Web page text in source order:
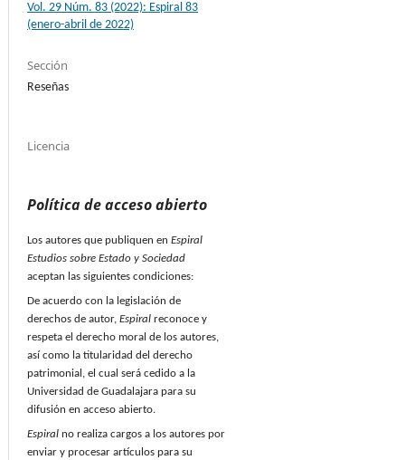
Vol. 29 Núm. 83 (2022): Espiral 83
(enero-abril de 2022)
Sección
Reseñas
Licencia
Política de acceso abierto
Los autores que publiquen en Espiral
Estudios sobre Estado y Sociedad
aceptan las siguientes condiciones:
De acuerdo con la legislación de
derechos de autor, Espiral reconoce y
respeta el derecho moral de los autores,
así como la titularidad del derecho
patrimonial, el cual será cedido a la
Universidad de Guadalajara para su
difusión en acceso abierto.
Espiral no realiza cargos a los autores por
enviar y procesar artículos para su